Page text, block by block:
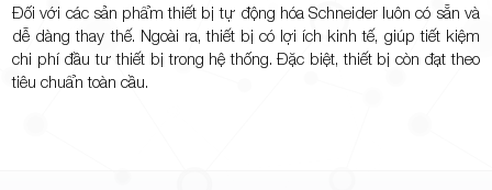
Đối với các sản phẩm thiết bị tự động hóa Schneider luôn có sẵn và
dễ dàng thay thế. Ngoài ra, thiết bị có lợi ích kinh tế, giúp tiết kiệm
chi phí đầu tư thiết bị trong hệ thống. Đặc biệt, thiết bị còn đạt theo
tiêu chuẩn toàn cầu.